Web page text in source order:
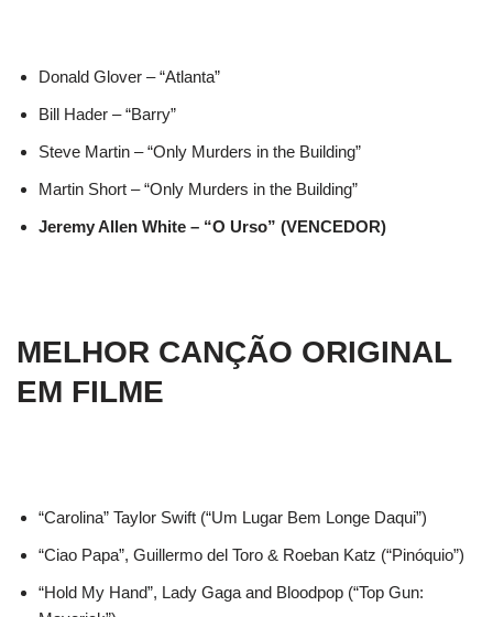
Donald Glover – “Atlanta”
Bill Hader – “Barry”
Steve Martin – “Only Murders in the Building”
Martin Short – “Only Murders in the Building”
Jeremy Allen White – “O Urso” (VENCEDOR)
MELHOR CANÇÃO ORIGINAL
EM FILME
“Carolina” Taylor Swift (“Um Lugar Bem Longe Daqui”)
“Ciao Papa”, Guillermo del Toro & Roeban Katz (“Pinóquio”)
“Hold My Hand”, Lady Gaga and Bloodpop (“Top Gun: